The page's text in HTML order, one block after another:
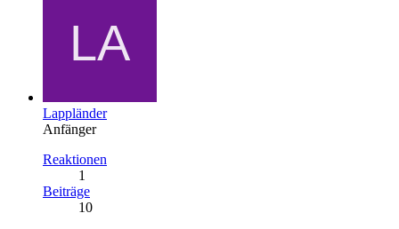
Lappländer
Anfänger
Reaktionen
1
Beiträge
10